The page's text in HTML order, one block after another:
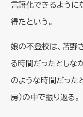
言語化できるように
得たという。
娘の不登校は、苫野
る時間だったとしな
のような時間だった
房）の中で振り返る。